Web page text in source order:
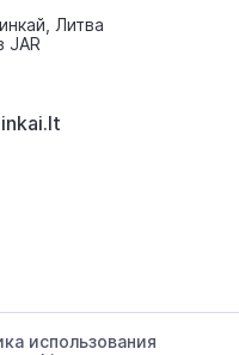
Литва
JAR
использования